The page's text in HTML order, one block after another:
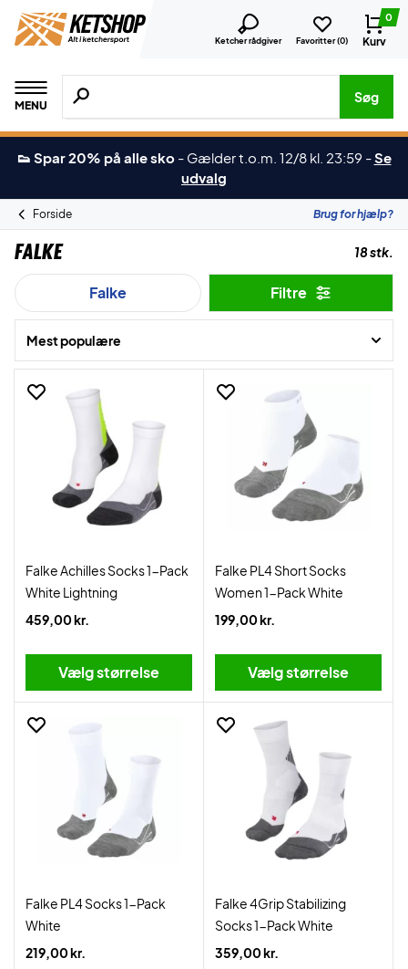
Ketcher rådgiver Favoritter (0)
0
Kurv
MENU
Søg efter produkter, mærker etc.
Søg
👟 Spar 20% på alle sko - Gælder t.o.m. 12/8 kl. 23:59 -Se
udvalg
Forside Brug for hjælp?
Falke 18 stk.
Falke Filtre
Mest populære
Falke Achilles Socks 1-Pack
White Lightning
459,00 kr.
Vælg størrelse
Falke PL4 Short Socks
Women 1-Pack White
199,00 kr.
Vælg størrelse
Falke PL4 Socks 1-Pack
White
219,00 kr.
Falke 4Grip Stabilizing
Socks 1-Pack White
359,00 kr.